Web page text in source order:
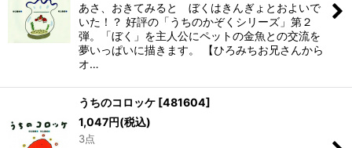
あさ、おきてみると ぼくはきんぎょとおよいで
いた！？ 好評の「うちのかぞくシリーズ」第２
弾。「ぼく」を主人公にペットの金魚との交流を
夢いっぱいに描きます。 【ひろみちお兄さんから
オ…
うちのコロッケ [481604]
1,047円(税込)
3点